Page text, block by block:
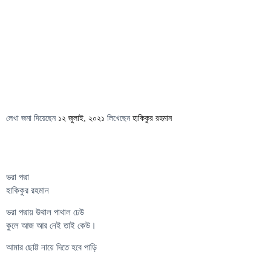
লেখা জমা দিয়েছেন ১২ জুলাই, ২০২১ লিখেছেন হাকিকুর রহমান
ভরা পদ্মা
হাকিকুর রহমান
ভরা পদ্মায় উথাল পাথাল ঢেউ
কুলে আজ আর নেই তাই কেউ।
আমার ছোট্ট নায়ে দিতে হবে পাড়ি